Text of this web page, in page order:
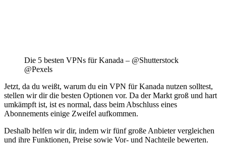
Die 5 besten VPNs für Kanada – @Shutterstock
@Pexels
Jetzt, da du weißt, warum du ein VPN für Kanada nutzen solltest,
stellen wir dir die besten Optionen vor. Da der Markt groß und hart
umkämpft ist, ist es normal, dass beim Abschluss eines
Abonnements einige Zweifel aufkommen.
Deshalb helfen wir dir, indem wir fünf große Anbieter vergleichen
und ihre Funktionen, Preise sowie Vor- und Nachteile bewerten.